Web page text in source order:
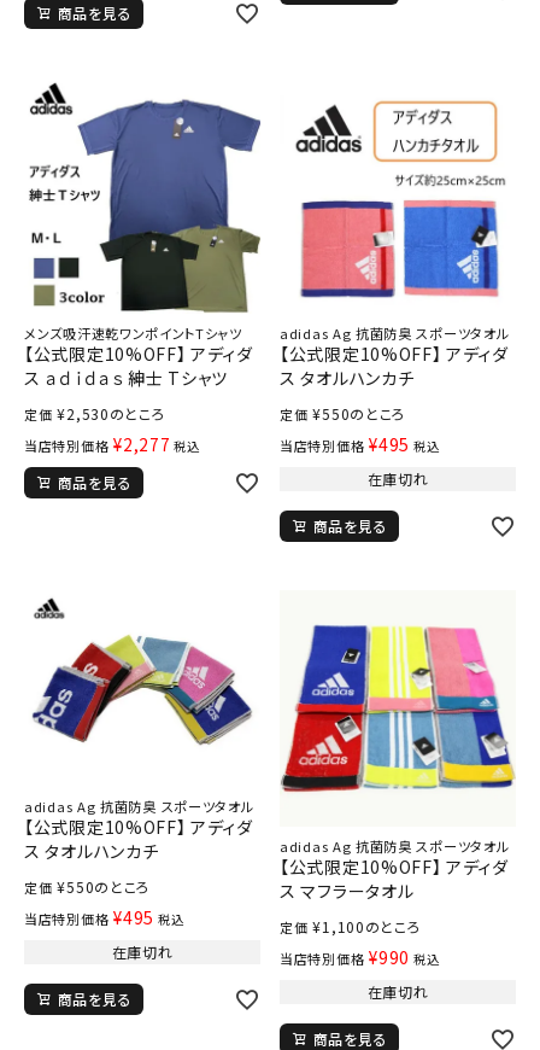
商品を見る
メンズ吸汗速乾ワンポイントTシャツ
【公式限定10%OFF】 アディダ
ス ａｄｉｄａｓ 紳士 Tシャツ
定価 ¥2,530のところ
当店特別価格 ¥2,277 税込
商品を見る
adidas Ag 抗菌防臭 スポーツタオル
【公式限定10%OFF】 アディダ
ス タオルハンカチ
定価 ¥550のところ
当店特別価格 ¥495 税込
在庫切れ
商品を見る
adidas Ag 抗菌防臭 スポーツタオル
【公式限定10%OFF】 アディダ
ス タオルハンカチ
定価 ¥550のところ
当店特別価格 ¥495 税込
在庫切れ
商品を見る
adidas Ag 抗菌防臭 スポーツタオル
【公式限定10%OFF】 アディダ
ス マフラータオル
定価 ¥1,100のところ
当店特別価格 ¥990 税込
在庫切れ
商品を見る